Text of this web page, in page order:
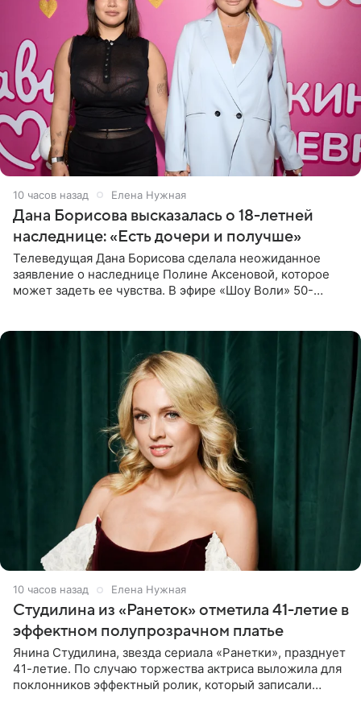
10 часов назад Елена Нужная
Дана Борисова высказалась о 18-летней
наследнице: «Есть дочери и получше»
Телеведущая Дана Борисова сделала неожиданное
заявление о наследнице Полине Аксеновой, которое
может задеть ее чувства. В эфире «Шоу Воли» 50-
10 часов назад Елена Нужная
Студилина из «Ранеток» отметила 41-летие в
эффектном полупрозрачном платье
Янина Студилина, звезда сериала «Ранетки», празднует
41-летие. По случаю торжества актриса выложила для
поклонников эффектный ролик, который записали